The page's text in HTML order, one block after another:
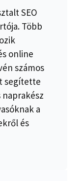
SEO
Több
online
számos
segítette
a
és